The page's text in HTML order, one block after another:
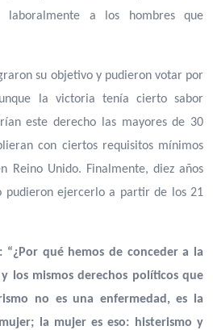
laboralmente a los hombres que
su objetivo y pudieron votar por
la victoria tenía cierto sabor
este derecho las mayores de 30
con ciertos requisitos mínimos
Reino Unido. Finalmente, diez años
pudieron ejercerlo a partir de los 21
“¿Por qué hemos de conceder a la
los mismos derechos políticos que
no es una enfermedad, es la
la mujer es eso: histerismo y